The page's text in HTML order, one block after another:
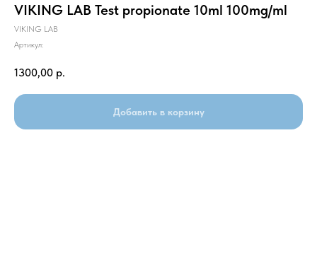
VIKING LAB Test propionate 10ml 100mg/ml
VIKING LAB
Артикул:
1300,00 р.
Добавить в корзину